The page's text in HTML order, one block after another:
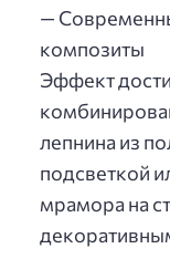
—
композиты
Эффект
лепнина из
подсветкой
мрамора на